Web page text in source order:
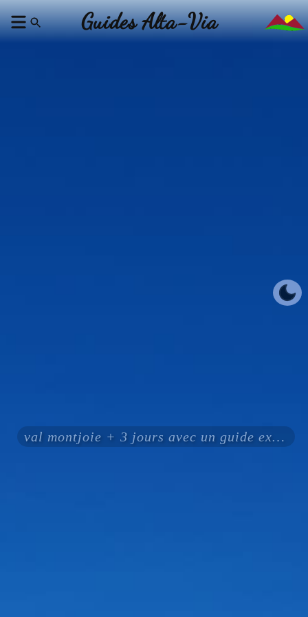
Guides Alta-Via
val montjoie + 3 jours avec un guide expérimenté certifié ENSA UIAGM